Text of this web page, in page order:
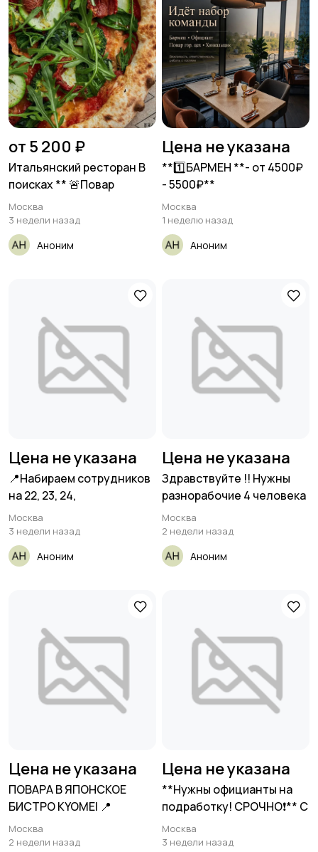
от 5 200 ₽
Итальянский ресторан В
поисках ** 🚨Повар
Москва
3 недели назад
Аноним
Цена не указана
**1️⃣БАРМЕН **- от 4500₽
- 5500₽**
Москва
1 неделю назад
Аноним
Цена не указана
📍Набираем сотрудников
на 22, 23, 24,
Москва
3 недели назад
Аноним
Цена не указана
Здравствуйте !! Нужны
разнорабочие 4 человека
Москва
2 недели назад
Аноним
Цена не указана
ПОВАРА В ЯПОНСКОЕ
БИСТРО KYOMEI 📍
Москва
2 недели назад
Цена не указана
**Нужны официанты на
подработку! СРОЧНО❗** С
Москва
3 недели назад